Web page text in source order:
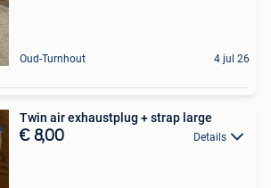
Oud-Turnhout 4 jul 26
Twin air exhaustplug + strap large
€ 8,00 Details